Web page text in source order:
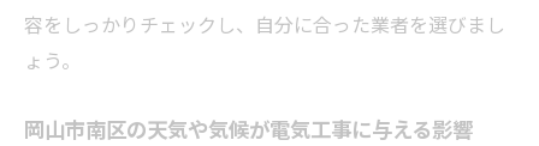
容をしっかりチェックし、自分に合った業者を選びまし
ょう。
岡山市南区の天気や気候が電気工事に与える影響